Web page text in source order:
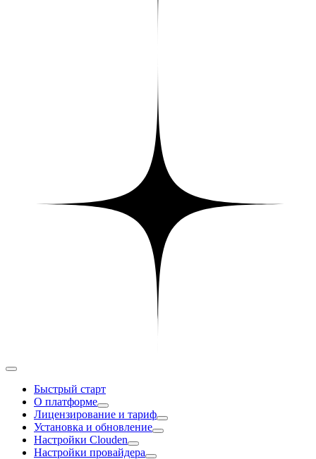
Быстрый старт
О платформе
Лицензирование и тариф
Установка и обновление
Настройки Clouden
Настройки провайдера